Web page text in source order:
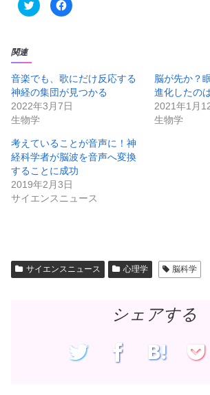
ク
リ
t
t
e
r
で
共
有
新
し
い
ウ
ィ
ン
ド
ウ
F
a
共
有
す
る
に
ッ
ク
し
て
く
だ
さ
い
ン
ド
ウ
関連
音楽でも、歌にだけ反応する
神経の集団が見つかる
2022年3月7日
生物学
脳が先か？
進化したの
2021年1月
生物学
考えていることが音声に！神
経科学者が脳波を音声へ変換
することに成功
2019年2月3日
サイエンスニュース
サイエンスニュース 心理学 脳科学
シェアする